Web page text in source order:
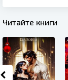
Читайте книги